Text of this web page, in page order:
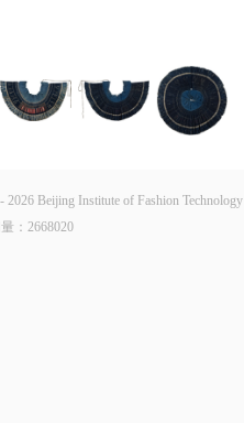
Beijing Institute of Fashion Technology
： 2668020